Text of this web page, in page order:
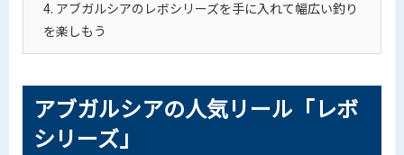
4. アブガルシアのレボシリーズを手に入れて幅広い釣り
を楽しもう
アブガルシアの人気リール「レボ
シリーズ」